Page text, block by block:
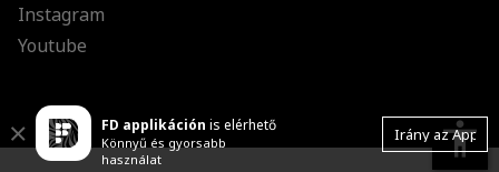
Instagram
Youtube
FD applikáción is elérhető
Könnyű és gyorsabb
használat
Irány az App
Close accessibility
Nagy kurzor